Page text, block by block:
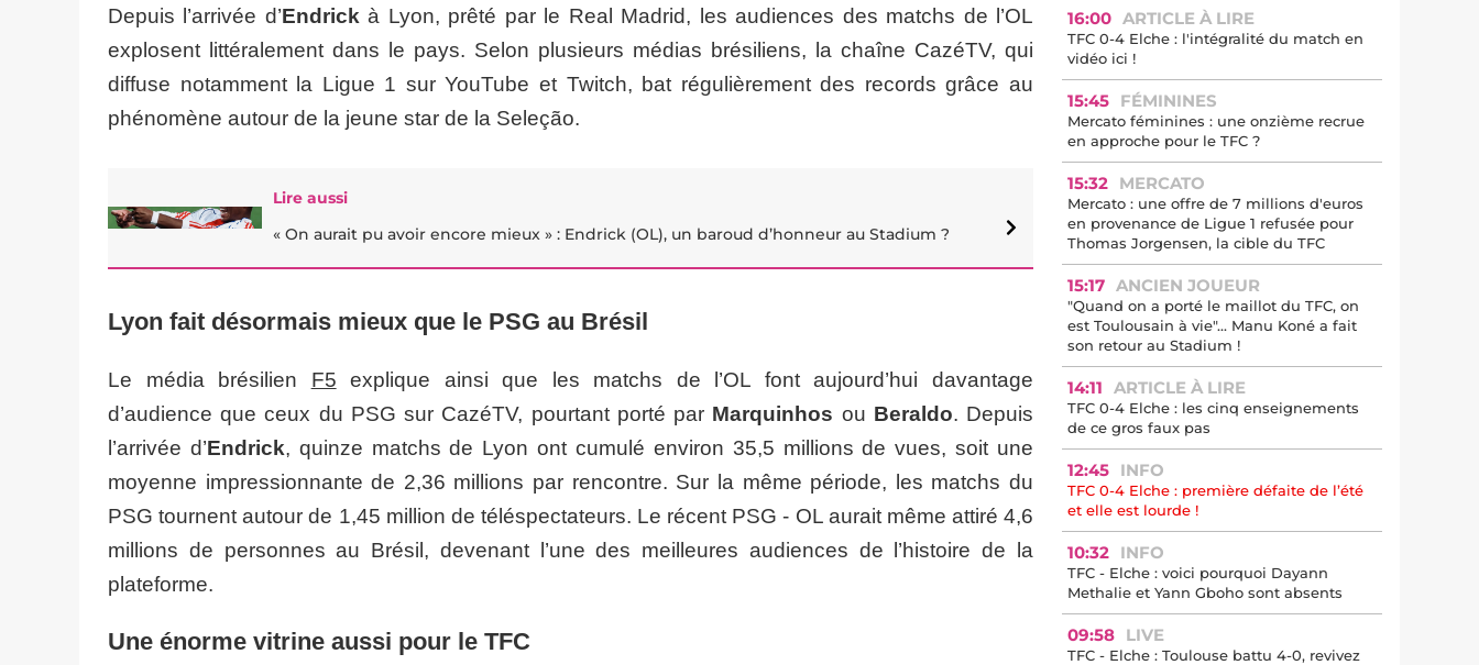
Depuis l’arrivée d’Endrick à Lyon, prêté par le Real Madrid, les audiences des matchs de l’OL
explosent littéralement dans le pays. Selon plusieurs médias brésiliens, la chaîne CazéTV, qui
diffuse notamment la Ligue 1 sur YouTube et Twitch, bat régulièrement des records grâce au
phénomène autour de la jeune star de la Seleção.
Lire aussi
« On aurait pu avoir encore mieux » : Endrick (OL), un baroud d’honneur au Stadium ?
Lyon fait désormais mieux que le PSG au Brésil
Le média brésilien F5 explique ainsi que les matchs de l’OL font aujourd’hui davantage
d’audience que ceux du PSG sur CazéTV, pourtant porté par Marquinhos ou Beraldo. Depuis
l’arrivée d’Endrick, quinze matchs de Lyon ont cumulé environ 35,5 millions de vues, soit une
moyenne impressionnante de 2,36 millions par rencontre. Sur la même période, les matchs du
PSG tournent autour de 1,45 million de téléspectateurs. Le récent PSG - OL aurait même attiré 4,6
millions de personnes au Brésil, devenant l’une des meilleures audiences de l’histoire de la
plateforme.
Une énorme vitrine aussi pour le TFC
16:00 ARTICLE À LIRE
TFC 0-4 Elche : l'intégralité du match en
vidéo ici !
15:45 FÉMININES
Mercato féminines : une onzième recrue
en approche pour le TFC ?
15:32 MERCATO
Mercato : une offre de 7 millions d'euros
en provenance de Ligue 1 refusée pour
Thomas Jorgensen, la cible du TFC
15:17 ANCIEN JOUEUR
"Quand on a porté le maillot du TFC, on
est Toulousain à vie"... Manu Koné a fait
son retour au Stadium !
14:11 ARTICLE À LIRE
TFC 0-4 Elche : les cinq enseignements
de ce gros faux pas
12:45 INFO
TFC 0-4 Elche : première défaite de l’été
et elle est lourde !
10:32 INFO
TFC - Elche : voici pourquoi Dayann
Methalie et Yann Gboho sont absents
09:58 LIVE
TFC - Elche : Toulouse battu 4-0, revivez